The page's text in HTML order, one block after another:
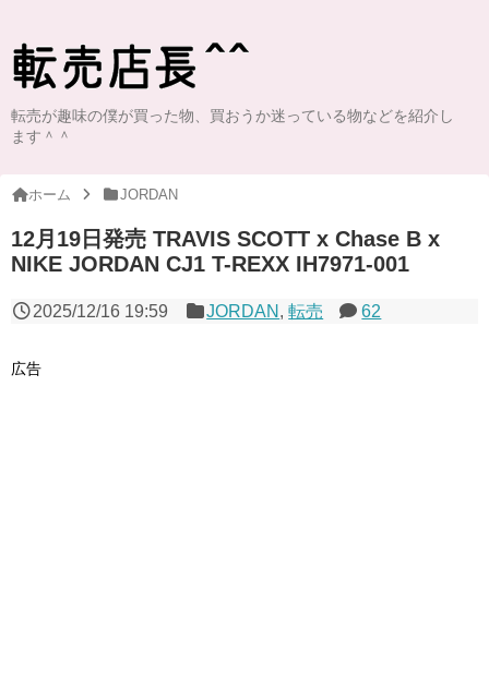
転売が趣味の僕が買った物、買おうか迷っている物などを紹介し
ます＾＾
ホーム JORDAN
12月19日発売 TRAVIS SCOTT x Chase B x
NIKE JORDAN CJ1 T-REXX IH7971-001
2025/12/16 19:59 JORDAN ,転売 62
広告